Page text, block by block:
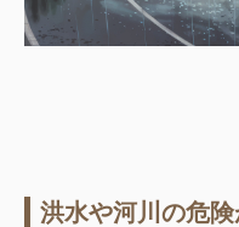
洪水や河川の危